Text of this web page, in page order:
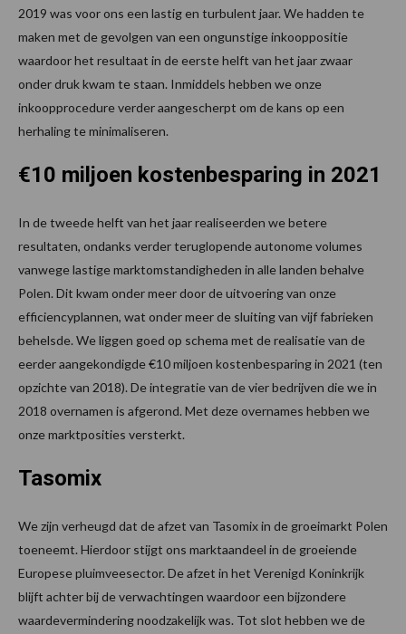
2019 was voor ons een lastig en turbulent jaar. We hadden te
maken met de gevolgen van een ongunstige inkooppositie
waardoor het resultaat in de eerste helft van het jaar zwaar
onder druk kwam te staan. Inmiddels hebben we onze
inkoopprocedure verder aangescherpt om de kans op een
herhaling te minimaliseren.
€10 miljoen kostenbesparing in 2021
In de tweede helft van het jaar realiseerden we betere
resultaten, ondanks verder teruglopende autonome volumes
vanwege lastige marktomstandigheden in alle landen behalve
Polen. Dit kwam onder meer door de uitvoering van onze
efficiencyplannen, wat onder meer de sluiting van vijf fabrieken
behelsde. We liggen goed op schema met de realisatie van de
eerder aangekondigde €10 miljoen kostenbesparing in 2021 (ten
opzichte van 2018). De integratie van de vier bedrijven die we in
2018 overnamen is afgerond. Met deze overnames hebben we
onze marktposities versterkt.
Tasomix
We zijn verheugd dat de afzet van Tasomix in de groeimarkt Polen
toeneemt. Hierdoor stijgt ons marktaandeel in de groeiende
Europese pluimveesector. De afzet in het Verenigd Koninkrijk
blijft achter bij de verwachtingen waardoor een bijzondere
waardevermindering noodzakelijk was. Tot slot hebben we de